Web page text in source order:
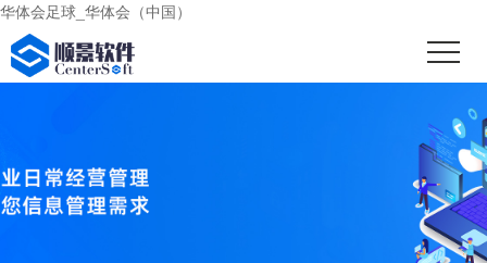
华体会足球_华体会（中国）